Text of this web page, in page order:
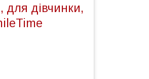
для дівчинки,